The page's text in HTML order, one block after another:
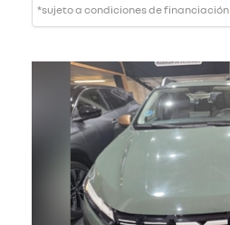
*sujeto a condiciones de financiación